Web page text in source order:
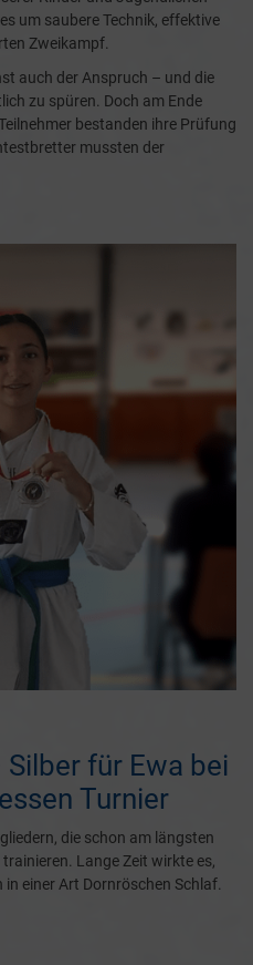
um saubere Technik, effektive
Zweikampf.
auch der Anspruch – und die
zu spüren. Doch am Ende
bestanden ihre Prüfung
mussten der
für Ewa bei
Turnier
die schon am längsten
Lange Zeit wirkte es,
einer Art Dornröschen Schlaf.